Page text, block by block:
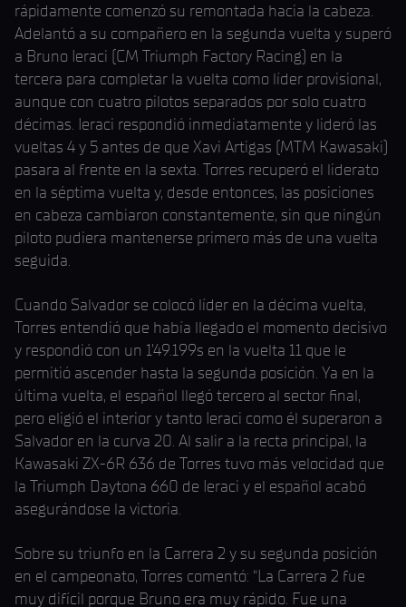
rápidamente comenzó su remontada hacia la cabeza.
Adelantó a su compañero en la segunda vuelta y superó
a Bruno Ieraci (CM Triumph Factory Racing) en la
tercera para completar la vuelta como líder provisional,
aunque con cuatro pilotos separados por solo cuatro
décimas. Ieraci respondió inmediatamente y lideró las
vueltas 4 y 5 antes de que Xavi Artigas (MTM Kawasaki)
pasara al frente en la sexta. Torres recuperó el liderato
en la séptima vuelta y, desde entonces, las posiciones
en cabeza cambiaron constantemente, sin que ningún
piloto pudiera mantenerse primero más de una vuelta
seguida.
Cuando Salvador se colocó líder en la décima vuelta,
Torres entendió que había llegado el momento decisivo
y respondió con un 1’49.199s en la vuelta 11 que le
permitió ascender hasta la segunda posición. Ya en la
última vuelta, el español llegó tercero al sector final,
pero eligió el interior y tanto Ieraci como él superaron a
Salvador en la curva 20. Al salir a la recta principal, la
Kawasaki ZX-6R 636 de Torres tuvo más velocidad que
la Triumph Daytona 660 de Ieraci y el español acabó
asegurándose la victoria.
Sobre su triunfo en la Carrera 2 y su segunda posición
en el campeonato, Torres comentó: “La Carrera 2 fue
muy difícil porque Bruno era muy rápido. Fue una